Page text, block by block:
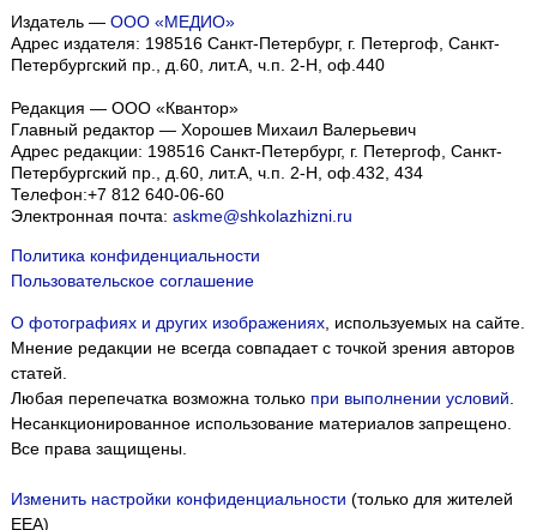
Издатель — ООО «МЕДИО»
Адрес издателя: 198516 Санкт-Петербург, г. Петергоф, Санкт-
Петербургский пр., д.60, лит.А, ч.п. 2-Н, оф.440
Редакция — ООО «Квантор»
Главный редактор — Хорошев Михаил Валерьевич
Адрес редакции: 198516 Санкт-Петербург, г. Петергоф Санкт-
Петербургский пр., д.60, лит.А, ч.п. 2-Н, оф.432, 434
Телефон:+7 812 640-06-60
Электронная почта: askme@shkolazhizni.ru
Политика конфиденциальности
Пользовательское соглашение
О фотографиях и других изображениях, используемых на сайте.
Мнение редакции не всегда совпадает с точкой зрения авторов
статей.
Любая перепечатка возможна только при выполнении условий
Несанкционированное использование материалов запрещено.
Все права защищены.
Изменить настройки конфиденциальности (только для жителей
EEA)